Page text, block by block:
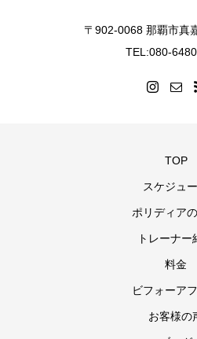
〒902-0068 那覇市真
TEL:080-
TOP
スケジュ
ポリディア
トレーナー
料金
ビフォーア
お客様の